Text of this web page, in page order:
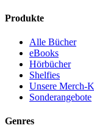
Produkte
Alle Bücher
eBooks
Hörbücher
Shelfies
Unsere Merch-
Sonderangebote
Genres